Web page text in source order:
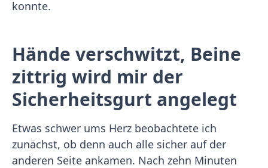
konnte.
Hände verschwitzt, Beine
zittrig wird mir der
Sicherheitsgurt angelegt
Etwas schwer ums Herz beobachtete ich
zunächst, ob denn auch alle sicher auf der
anderen Seite ankamen. Nach zehn Minuten